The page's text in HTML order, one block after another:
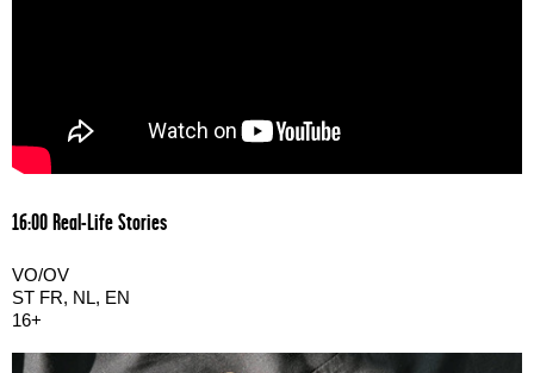
16:00 Real-Life Stories
VO/OV
ST FR, NL, EN
16+